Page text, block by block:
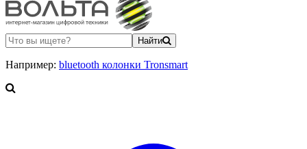
Найти
Например: bluetooth колонки Tronsmart